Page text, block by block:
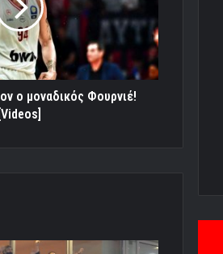
ο μοναδικός Φουρνιέ!
[Videos]